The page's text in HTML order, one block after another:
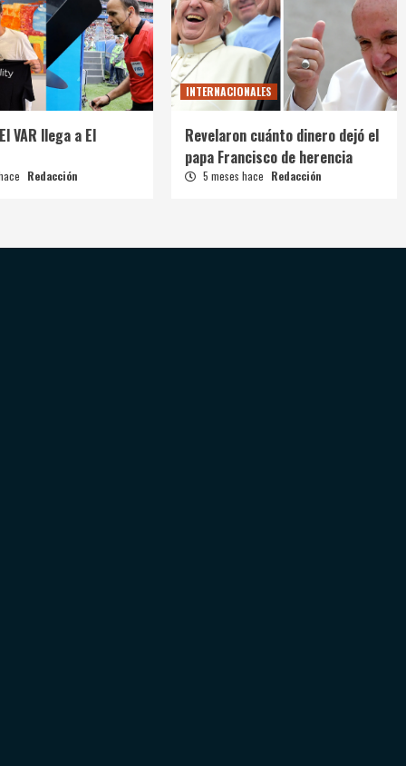
VAR llega a El
Redacción
INTERNACIONALES
Revelaron cuánto dinero dejó el
papa Francisco de herencia
5 meses hace Redacción